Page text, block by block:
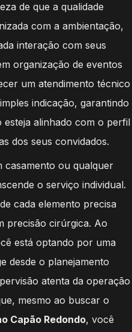
de que a qualidade
com a ambientação,
interação com seus
organização de eventos
um atendimento técnico
indicação, garantindo
alinhado com o perfil
dos seus convidados.
casamento ou qualquer
o serviço individual.
cada elemento precisa
precisão cirúrgica. Ao
está optando por uma
desde o planejamento
atenta da operação
mesmo ao buscar o
Capão Redondo, você